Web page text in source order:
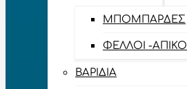
ΜΠΟΜΠΆΡΔΕΣ
ΦΕΛΛΟΊ -ΑΠΊΚΟ
ΒΑΡΊΔΙΑ